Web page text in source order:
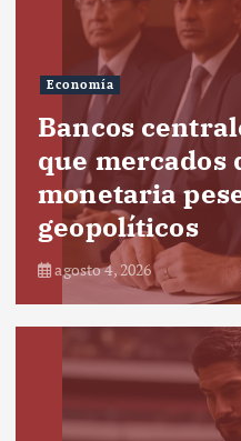
Economía
Bancos
que
monetaria
geopolíticos
agosto 4, 2026